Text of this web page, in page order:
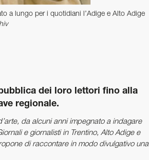
a lungo per i quotidiani l’Adige e Alto Adige
dei loro lettori fino alla
regionale.
da alcuni anni impegnato a indagare
e giornalisti in Trentino, Alto Adige e
di raccontare in modo divulgativo una